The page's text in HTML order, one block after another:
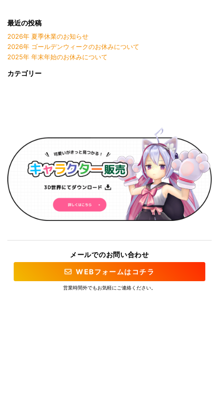
最近の投稿
2026年 夏季休業のお知らせ
2026年 ゴールデンウィークのお休みについて
2025年 年末年始のお休みについて
カテゴリー
メールでのお問い合わせ
WEBフォームはコチラ
営業時間外でもお気軽にご連絡ください。